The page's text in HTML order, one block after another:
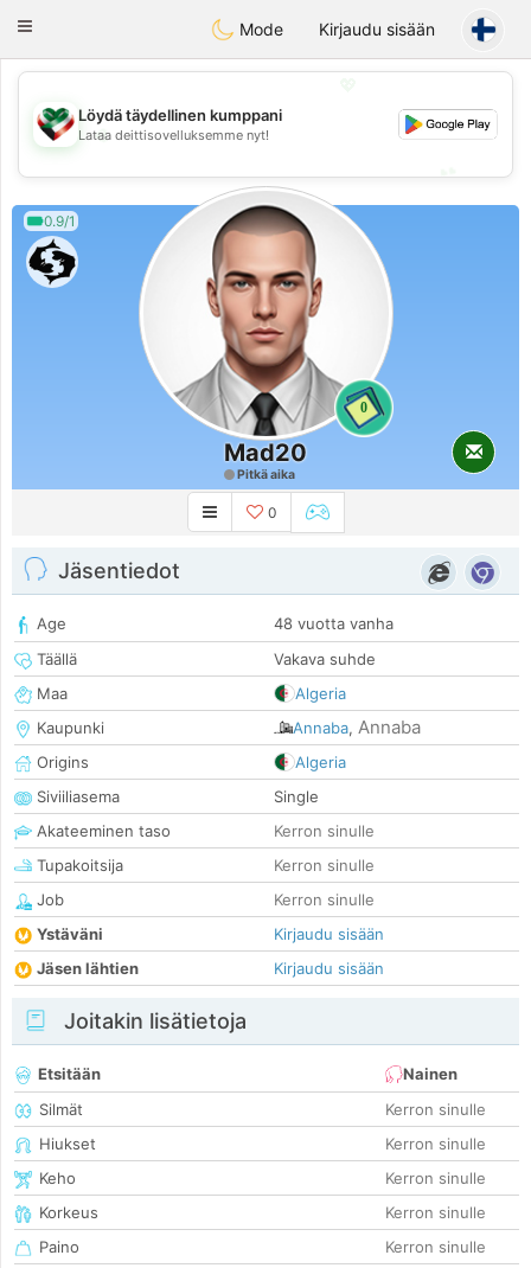
Kuwait Chat
Toggle
Mode Kirjaudu sisään
💖
💕
Löydä täydellinen kumppani
Lataa deittisovelluksemme nyt!
0.9/1
0
Mad20
Pitkä aika
0
Jäsentiedot
Age
48 vuotta vanha
Täällä
Vakava suhde
Maa
Algeria
Kaupunki
Annaba, Annaba
Origins
Algeria
Siviiliasema
Single
Akateeminen taso
Kerron sinulle
Tupakoitsija
Kerron sinulle
Job
Kerron sinulle
Ystäväni
Kirjaudu sisään
Jäsen lähtien
Kirjaudu sisään
Joitakin lisätietoja
Etsitään
Nainen
Silmät
Kerron sinulle
Hiukset
Kerron sinulle
Keho
Kerron sinulle
Korkeus
Kerron sinulle
Paino
Kerron sinulle